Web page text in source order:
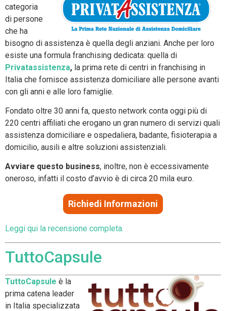
categoria
di persone
che ha
bisogno di assistenza è quella degli anziani. Anche per loro
esiste una formula franchising dedicata: quella di
Privatassistenza, la prima rete di centri in franchising in
Italia che fornisce assistenza domiciliare alle persone avanti
con gli anni e alle loro famiglie.
Fondato oltre 30 anni fa, questo network conta oggi più di
220 centri affiliati che erogano un gran numero di servizi quali
assistenza domiciliare e ospedaliera, badante, fisioterapia a
domicilio, ausili e altre soluzioni assistenziali.
Avviare questo business, inoltre, non è eccessivamente
oneroso, infatti il costo d’avvio è di circa 20 mila euro.
Richiedi Informazioni
Leggi qui la recensione completa.
TuttoCapsule
TuttoCapsule è la
prima catena leader
in Italia specializzata